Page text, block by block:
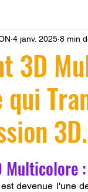
JEU LV3D
à l'impression
Refaire une piece
postraitement
3D
qui
3D.
4 janv. 2025 8 min
sur 5.
Multicolore :
est devenue l'une